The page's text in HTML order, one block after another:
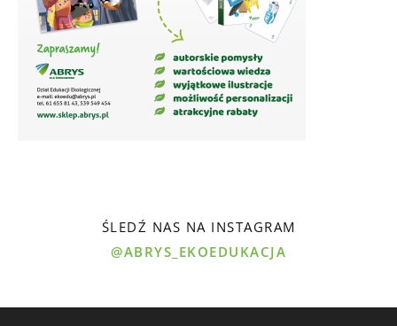
ŚLEDŹ NAS NA INSTAGRAM
@ABRYS_EKOEDUKACJA